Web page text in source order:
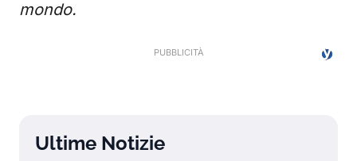
mondo.
Ultime Notizie